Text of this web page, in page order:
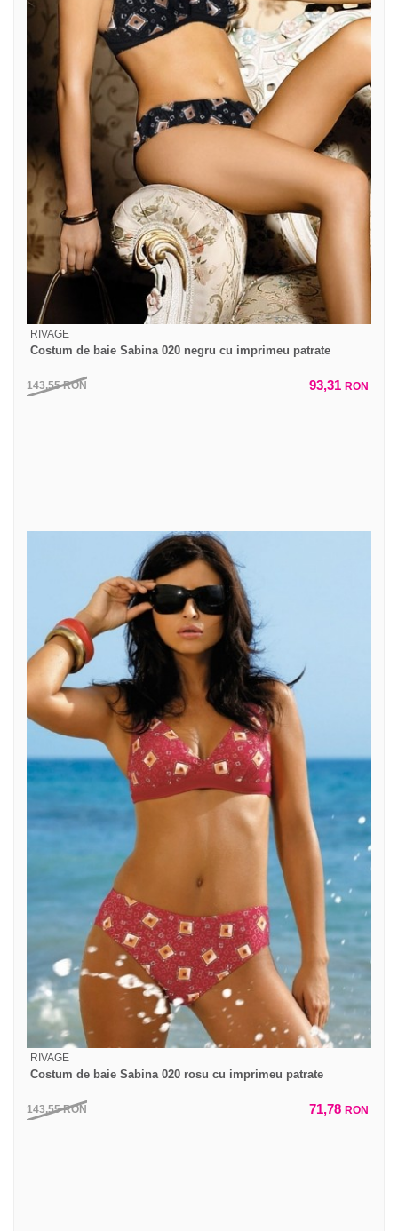
RIVAGE
Costum de baie Sabina 020 negru cu imprimeu patrate
143,55RON 93,31 RON
RIVAGE
Costum de baie Sabina 020 rosu cu imprimeu patrate
143,55RON 71,78 RON